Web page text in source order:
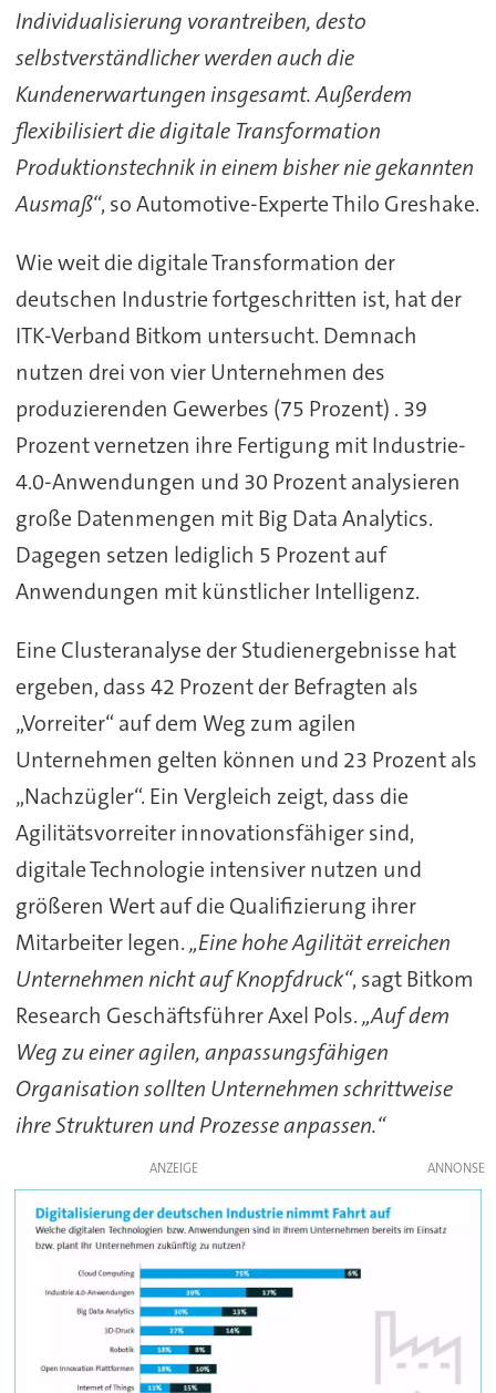
Individualisierung vorantreiben, desto
selbstverständlicher werden auch die
Kundenerwartungen insgesamt. Außerdem
flexibilisiert die digitale Transformation
Produktionstechnik in einem bisher nie gekannten
Ausmaß“, so Automotive-Experte Thilo Greshake.
Wie weit die digitale Transformation der
deutschen Industrie fortgeschritten ist, hat der
ITK-Verband Bitkom untersucht. Demnach
nutzen drei von vier Unternehmen des
produzierenden Gewerbes (75 Prozent) . 39
Prozent vernetzen ihre Fertigung mit Industrie-
4.0-Anwendungen und 30 Prozent analysieren
große Datenmengen mit Big Data Analytics.
Dagegen setzen lediglich 5 Prozent auf
Anwendungen mit künstlicher Intelligenz.
Eine Clusteranalyse der Studienergebnisse hat
ergeben, dass 42 Prozent der Befragten als
„Vorreiter“ auf dem Weg zum agilen
Unternehmen gelten können und 23 Prozent als
„Nachzügler“. Ein Vergleich zeigt, dass die
Agilitätsvorreiter innovationsfähiger sind,
digitale Technologie intensiver nutzen und
größeren Wert auf die Qualifizierung ihrer
Mitarbeiter legen.„Eine hohe Agilität erreichen
Unternehmen nicht auf Knopfdruck“, sagt Bitkom
Research Geschäftsführer Axel Pols.„Auf dem
Weg zu einer agilen, anpassungsfähigen
Organisation sollten Unternehmen schrittweise
ihre Strukturen und Prozesse anpassen.“
ANZEIGE